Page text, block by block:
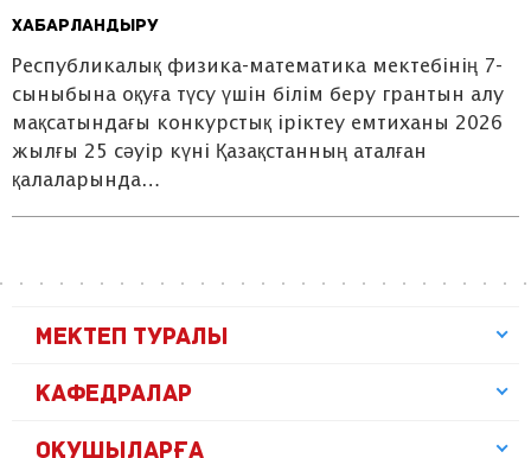
Хабарландыру
Республикалық физика-математика мектебінің 7-
сыныбына оқуға түсу үшін білім беру грантын алу
мақсатындағы конкурстық іріктеу емтиханы 2026
жылғы 25 сәуір күні Қазақстанның аталған
қалаларында…
МЕКТЕП ТУРАЛЫ
КАФЕДРАЛАР
ОҚУШЫЛАРҒА